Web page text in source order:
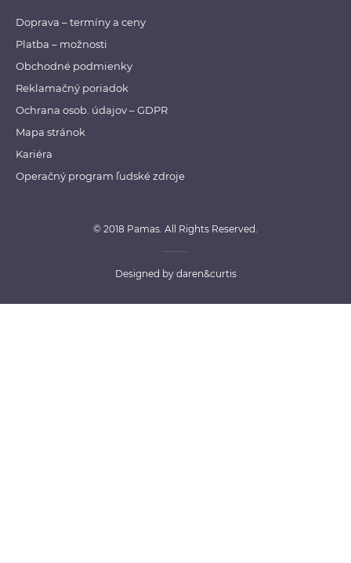
Doprava – termíny a ceny
Platba – možnosti
Obchodné podmienky
Reklamačný poriadok
Ochrana osob. údajov – GDPR
Mapa stránok
Kariéra
Operačný program ľudské zdroje
© 2018 Pamas. All Rights Reserved.
Designed by daren&curtis